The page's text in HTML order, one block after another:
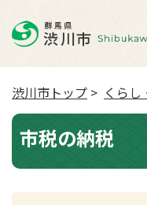
渋川市トップ > くらし
市税の納税